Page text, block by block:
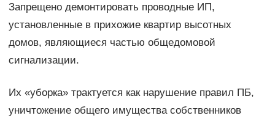
Запрещено демонтировать проводные ИП,
установленные в прихожие квартир высотных
домов, являющиеся частью общедомовой
сигнализации.
Их «уборка» трактуется как нарушение правил ПБ,
уничтожение общего имущества собственников